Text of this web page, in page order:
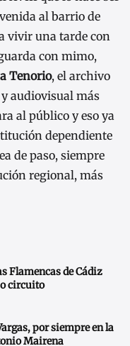
al barrio de
vivir una tarde con
con mimo,
Tenorio, el archivo
audiovisual más
al público y eso ya
dependiente
de paso, siempre
regional, más
Flamencas de Cádiz
circuito
por siempre en la
Mairena